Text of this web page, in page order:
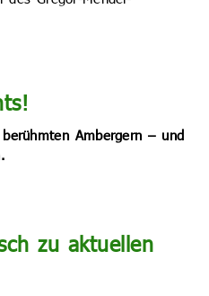
Ambergern – und
zu aktuellen